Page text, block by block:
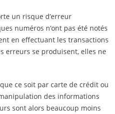
un risque d’erreur
numéros n’ont pas été notés
en effectuant les transactions
erreurs se produisent, elles ne
ce soit par carte de crédit ou
des informations
sont alors beaucoup moins